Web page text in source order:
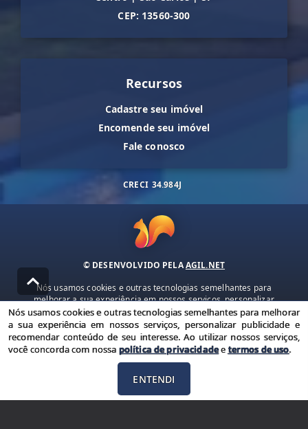
CEP: 13560-300
Recursos
Cadastre seu imóvel
Encomende seu imóvel
Fale conosco
CRECI 34.984J
© DESENVOLVIDO PELAAGIL.NET
Nós usamos cookies e outras tecnologias semelhantes para
melhorar a sua experiência em nossos serviços, personalizar
publicidade e recomendar conteúdo de seu interesse. Ao utilizar
nossos serviços, você concorda com nossa política de privacidade e
termos de uso.
Política de Privacidade Termos de uso
Nós usamos cookies e outras tecnologias semelhantes para melhorar
a sua experiência em nossos serviços, personalizar publicidade e
recomendar conteúdo de seu interesse. Ao utilizar nossos serviços,
você concorda com nossa política de privacidadeetermos de uso.
ENTENDI